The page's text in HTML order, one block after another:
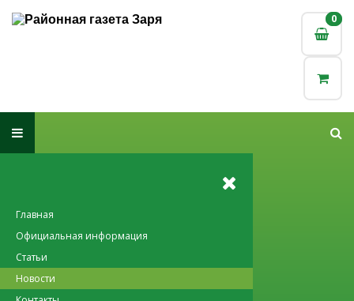
0
0
Главная
Официальная информация
Статьи
Новости